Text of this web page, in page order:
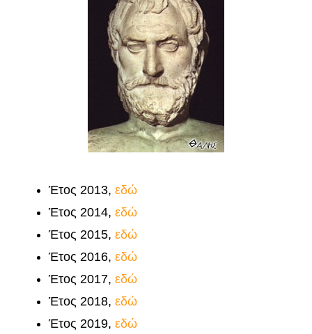
Έτος 2013, εδώ
Έτος 2014, εδώ
Έτος 2015, εδώ
Έτος 2016, εδώ
Έτος 2017, εδώ
Έτος 2018, εδώ
Έτος 2019, εδώ